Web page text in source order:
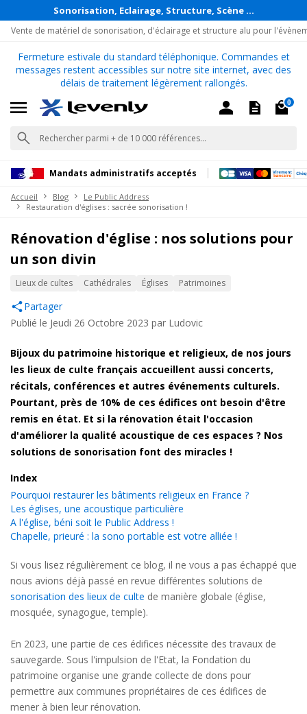
Sonorisation, Eclairage, Structure, Scène ...
Vente de matériel de sonorisation, d'éclairage et structure alu pour
Fermeture estivale du standard téléphonique. Commandes et
messages restent accessibles sur notre site internet, avec des
délais de traitement légèrement rallongés.
0
Mandats administratifs acceptés
Accueil Blog
Le Public Address
Restauration d'églises : sacrée sonorisation !
Rénovation d'église : nos solutions pour
un son divin
Lieux de cultes Cathédrales Églises Patrimoines
Partager
Publié le Jeudi 26 Octobre 2023 par Ludovic
Bijoux du patrimoine historique et religieux, de nos jours
les lieux de culte français accueillent aussi concerts,
récitals, conférences et autres événements culturels.
Pourtant, près de 10% de ces édifices ont besoin d'être
remis en état. Et si la rénovation était l'occasion
d'améliorer la qualité acoustique de ces espaces ? Nos
solutions de sonorisation font des miracles !
Index
Pourquoi restaurer les bâtiments religieux en France ?
Les églises, une acoustique particulière
A l'église, béni soit le Public Address !
Chapelle, prieuré : la sono portable est votre alliée !
Si vous lisez régulièrement ce blog, il ne vous a pas échappé que
nous avions déjà passé en revue différentes solutions de
sonorisation des lieux de culte de manière globale (église,
mosquée, synagogue, temple).
En 2023, une partie de ces édifices nécessite des travaux de
sauvegarde. Sous l'impulsion de l'Etat, la Fondation du
patrimoine organise une grande collecte de dons pour
permettre aux communes propriétaires de ces édifices de
mener à bien leur rénovation.